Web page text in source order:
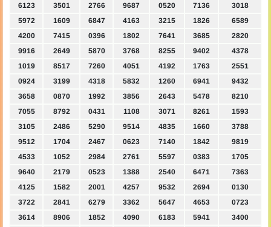
6123
3501 2766 9687 0520 7136
3018
5972
1609 6847 4163 3215 1826
6589
4200
7415 0396 1802 7641 3685
2820
9916
2649 5870 3768 8255 9402
4378
1019
8517 7260 4051 4192 1763
2551
0924
3199 4318 5832 1260 6941
9432
3658
0870 1992 3856 2643 5478
8210
7055
8792 0431 1108 3071 8261
1593
3105
2486 5290 9514 4835 1660
3788
9512
1704 2467 0623 7140 1842
9819
4533
1052 2984 2761 5597 0383
1705
9640
2179 0523 1388 2540 6471
7363
4125
1582 2001 4257 9532 2694
0130
3722
2841 6279 3362 5647 4653
0723
3614
8906 1852 4090 6183 5941 3400